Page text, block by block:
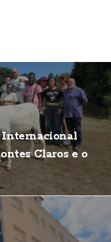
Internacional
Claros e o